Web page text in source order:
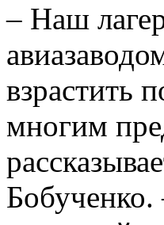
– Наш
взрастить
многим
Бобученко.